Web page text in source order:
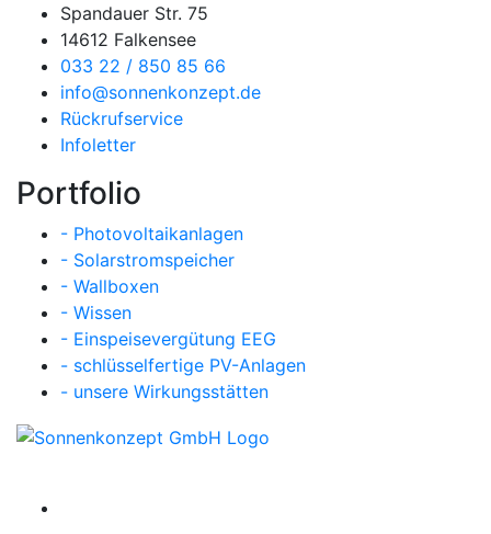
Spandauer Str. 75
14612 Falkensee
033 22 / 850 85 66
info@sonnenkonzept.de
Rückrufservice
Infoletter
Portfolio
- Photovoltaikanlagen
- Solarstromspeicher
- Wallboxen
- Wissen
- Einspeisevergütung EEG
- schlüsselfertige PV-Anlagen
- unsere Wirkungsstätten